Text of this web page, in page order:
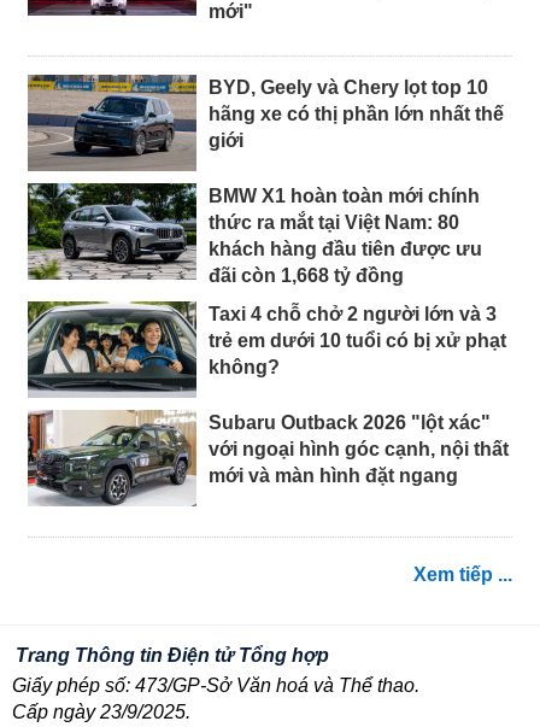
mới"
BYD, Geely và Chery lọt top 10
hãng xe có thị phần lớn nhất thế
giới
BMW X1 hoàn toàn mới chính
thức ra mắt tại Việt Nam: 80
khách hàng đầu tiên được ưu
đãi còn 1,668 tỷ đồng
Taxi 4 chỗ chở 2 người lớn và 3
trẻ em dưới 10 tuổi có bị xử phạt
không?
Subaru Outback 2026 "lột xác"
với ngoại hình góc cạnh, nội thất
mới và màn hình đặt ngang
Xem tiếp ...
Trang Thông tin Điện tử Tổng hợp
Giấy phép số: 473/GP-Sở Văn hoá và Thể thao.
Cấp ngày 23/9/2025.